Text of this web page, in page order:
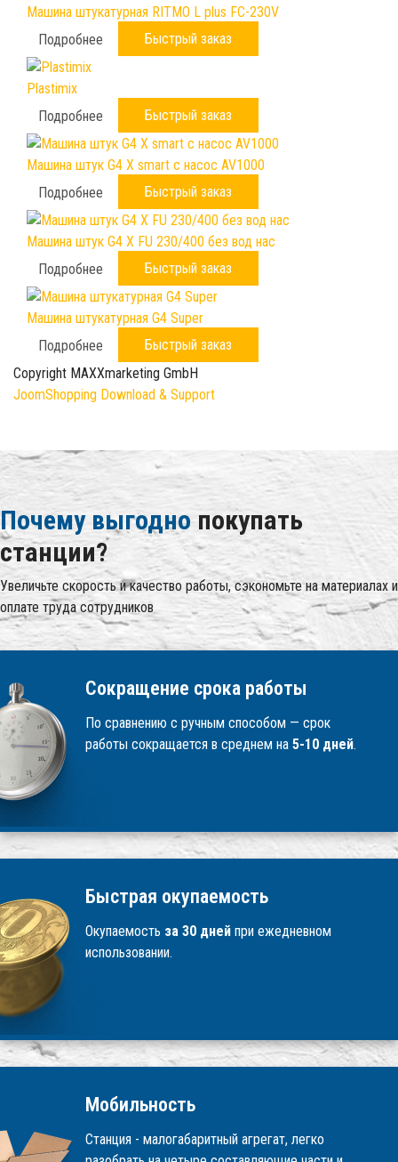
Машина штукатурная RITMO L plus FC-230V
Подробнее
Быстрый заказ
Plastimix
Подробнее
Быстрый заказ
Машина штук G4 X smart с насос AV1000
Подробнее
Быстрый заказ
Машина штук G4 X FU 230/400 без вод нас
Подробнее
Быстрый заказ
Машина штукатурная G4 Super
Подробнее
Быстрый заказ
Copyright MAXXmarketing GmbH
JoomShopping Download & Support
Почему выгодно покупать
станции?
Увеличьте скорость и качество работы, сэкономьте на материалах и
оплате труда сотрудников
Сокращение срока работы
По сравнению с ручным способом — срок
работы сокращается в среднем на 5-10 дней.
Быстрая окупаемость
Окупаемость за 30 дней при ежедневном
использовании.
Мобильность
Станция - малогабаритный агрегат, легко